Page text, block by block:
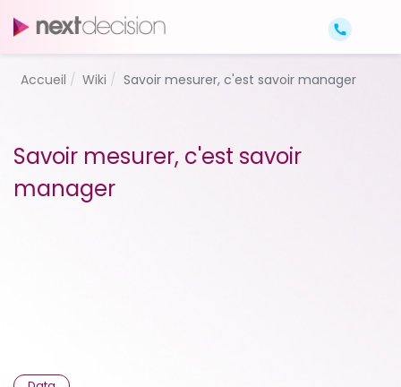
Accueil Wiki Savoir mesurer, c'est savoir manager
Savoir mesurer, c'est savoir
manager